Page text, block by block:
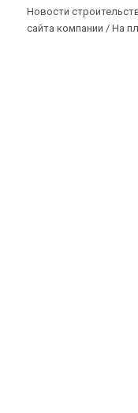
Новости
сайта компании /На